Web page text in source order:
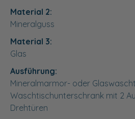
Material 2:
Mineralguss
Material 3:
Glas
Ausführung:
Mineralmarmor- oder
Waschtischunterschrank mit 2
Drehtüren